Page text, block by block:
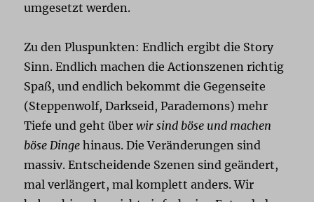
umgesetzt werden.
Zu den Pluspunkten: Endlich ergibt die Story
Sinn. Endlich machen die Actionszenen richtig
Spaß, und endlich bekommt die Gegenseite
(Steppenwolf, Darkseid, Parademons) mehr
Tiefe und geht überwir sind böse und machen
böse Dinge hinaus. Die Veränderungen sind
massiv. Entscheidende Szenen sind geändert,
mal verlängert, mal komplett anders. Wir